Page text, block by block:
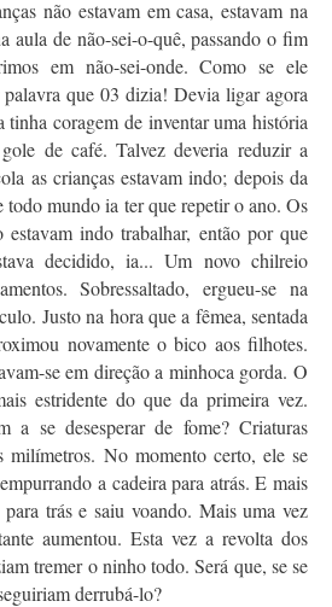
não estavam em casa, estavam na
aula de não-sei-o-quê, passando o fim
em não-sei-onde. Como se ele
palavra que 03 dizia! Devia ligar agora
tinha coragem de inventar uma história
de café. Talvez deveria reduzir a
as crianças estavam indo; depois da
todo mundo ia ter que repetir o ano. Os
estavam indo trabalhar, então por que
decidido, ia... Um novo chilreio
Sobressaltado, ergueu-se na
Justo na hora que a fêmea, sentada
novamente o bico aos filhotes.
se em direção a minhoca gorda. O
estridente do que da primeira vez.
a se desesperar de fome? Criaturas
milímetros. No momento certo, ele se
a cadeira para atrás. E mais
trás e saiu voando. Mais uma vez
aumentou. Esta vez a revolta dos
tremer o ninho todo. Será que, se se
derrubá-lo?